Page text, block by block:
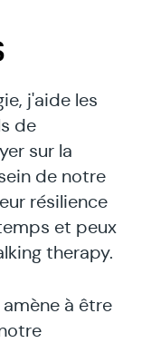
j'aide les
de
sur la
de notre
résilience
et peux
therapy.
à être